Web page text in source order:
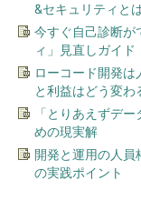
&セキュリティと
今すぐ自己診断が
ィ」見直しガイド
ローコード開発
と利益はどう変わ
「とりあえずデ
めの現実解
開発と運用の人
の実践ポイント